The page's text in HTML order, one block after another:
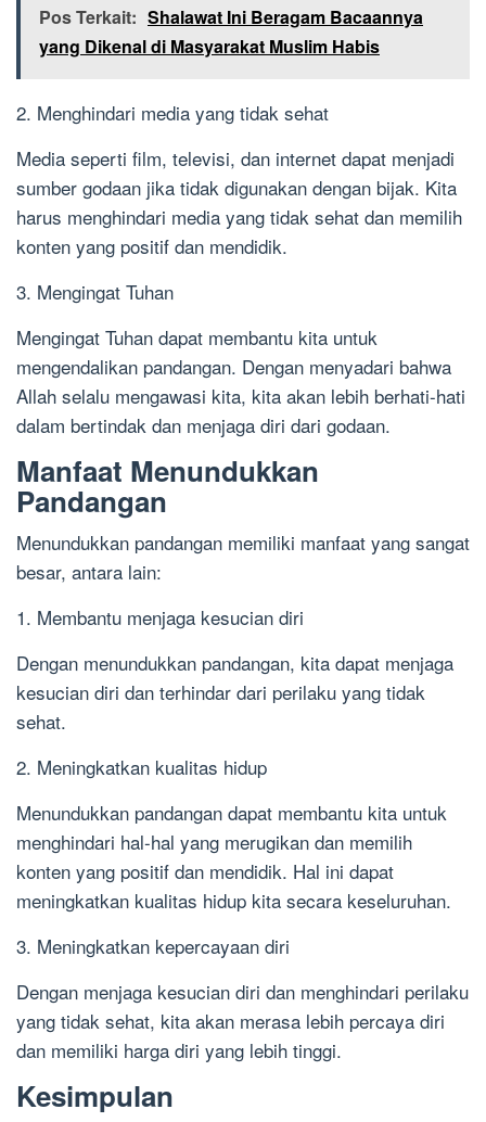
Pos Terkait: Shalawat Ini Beragam Bacaannya
yang Dikenal di Masyarakat Muslim Habis
2. Menghindari media yang tidak sehat
Media seperti film, televisi, dan internet dapat menjadi
sumber godaan jika tidak digunakan dengan bijak. Kita
harus menghindari media yang tidak sehat dan memilih
konten yang positif dan mendidik.
3. Mengingat Tuhan
Mengingat Tuhan dapat membantu kita untuk
mengendalikan pandangan. Dengan menyadari bahwa
Allah selalu mengawasi kita, kita akan lebih berhati-hati
dalam bertindak dan menjaga diri dari godaan.
Manfaat Menundukkan
Pandangan
Menundukkan pandangan memiliki manfaat yang sangat
besar, antara lain:
1. Membantu menjaga kesucian diri
Dengan menundukkan pandangan, kita dapat menjaga
kesucian diri dan terhindar dari perilaku yang tidak
sehat.
2. Meningkatkan kualitas hidup
Menundukkan pandangan dapat membantu kita untuk
menghindari hal-hal yang merugikan dan memilih
konten yang positif dan mendidik. Hal ini dapat
meningkatkan kualitas hidup kita secara keseluruhan.
3. Meningkatkan kepercayaan diri
Dengan menjaga kesucian diri dan menghindari perilaku
yang tidak sehat, kita akan merasa lebih percaya diri
dan memiliki harga diri yang lebih tinggi.
Kesimpulan